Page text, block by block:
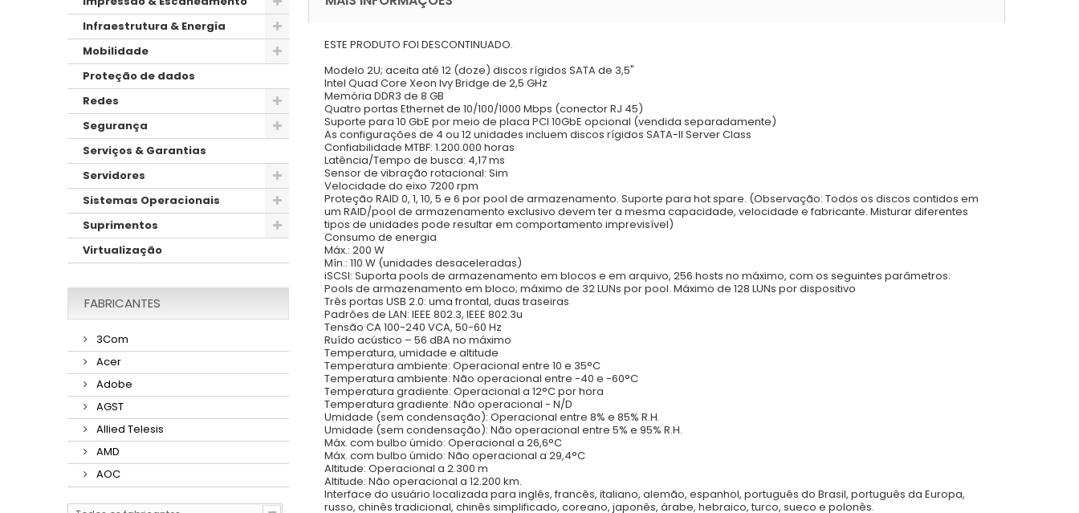
Infraestrutura & Energia
Mobilidade
Proteção de dados
Redes
Segurança
Serviços & Garantias
Servidores
Sistemas Operacionais
Suprimentos
Virtualização
FABRICANTES
3Com
Acer
Adobe
AGST
Allied Telesis
AMD
AOC
ESTE PRODUTO FOI DESCONTINUADO.
Modelo 2U; aceita até 12 (doze) discos rígidos SATA de 3,5"
Intel Quad Core Xeon Ivy Bridge de 2,5 GHz
Memória DDR3 de 8 GB
Quatro portas Ethernet de 10/100/1000 Mbps (conector RJ 45)
Suporte para 10 GbE por meio de placa PCI 10GbE opcional (vendida separadamente)
As configurações de 4 ou 12 unidades incluem discos rígidos SATA-II Server Class
Confiabilidade MTBF: 1.200.000 horas
Latência/Tempo de busca: 4,17 ms
Sensor de vibração rotacional: Sim
Velocidade do eixo 7200 rpm
Proteção RAID 0, 1, 10, 5 e 6 por pool de armazenamento. Suporte para hot spare. (Observação: Todos os discos contidos em
um RAID/pool de armazenamento exclusivo devem ter a mesma capacidade, velocidade e fabricante. Misturar diferentes
tipos de unidades pode resultar em comportamento imprevisível)
Consumo de energia
Máx.: 200 W
Mín.: 110 W (unidades desaceleradas)
iSCSI: Suporta pools de armazenamento em blocos e em arquivo, 256 hosts no máximo, com os seguintes parâmetros:
Pools de armazenamento em bloco; máximo de 32 LUNs por pool. Máximo de 128 LUNs por dispositivo
Três portas USB 2.0: uma frontal, duas traseiras
Padrões de LAN: IEEE 802.3, IEEE 802.3u
Tensão CA 100-240 VCA, 50-60 Hz
Ruído acústico – 56 dBA no máximo
Temperatura, umidade e altitude
Temperatura ambiente: Operacional entre 10 e 35°C
Temperatura ambiente: Não operacional entre -40 e -60°C
Temperatura gradiente: Operacional a 12°C por hora
Temperatura gradiente: Não operacional - N/D
Umidade (sem condensação): Operacional entre 8% e 85% R.H.
Umidade (sem condensação): Não operacional entre 5% e 95% R.H.
Máx. com bulbo úmido: Operacional a 26,6°C
Máx. com bulbo úmido: Não operacional a 29,4°C
Altitude: Operacional a 2.300 m
Altitude: Não operacional a 12.200 km.
Interface do usuário localizada para inglês, francês, italiano, alemão, espanhol, português do Brasil, português da Europa,
russo, chinês tradicional, chinês simplificado, coreano, japonês, árabe, hebraico, turco, sueco e polonês.